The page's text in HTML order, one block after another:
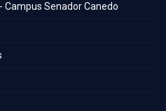
Senador Canedo